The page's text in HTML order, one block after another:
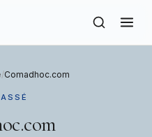
/Comadhoc.com